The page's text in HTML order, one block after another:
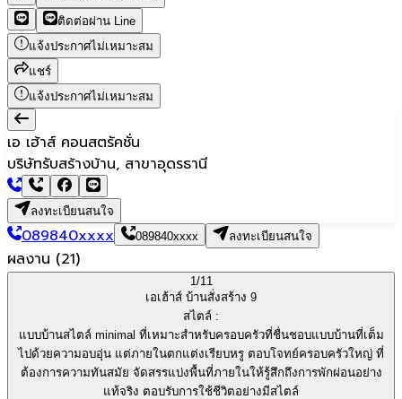
ติดต่อผ่าน Line
แจ้งประกาศไม่เหมาะสม
แชร์
แจ้งประกาศไม่เหมาะสม
เอ เฮ้าส์ คอนสตรัคชั่น
บริษัทรับสร้างบ้าน, สาขาอุดรธานี
ลงทะเบียนสนใจ
089840xxxx 089840xxxx ลงทะเบียนสนใจ
ผลงาน (21)
1/11
เอเฮ้าส์ บ้านสั่งสร้าง 9
สไตล์ :
แบบบ้านสไตล์ minimal ที่เหมาะสำหรับครอบครัวที่ชื่นชอบแบบบ้านที่เต็ม
ไปด้วยความอบอุ่น แต่ภายในตกแต่งเรียบหรู ตอบโจทย์ครอบครัวใหญ่ ที่
ต้องการความทันสมัย จัดสรรแบ่งพื้นที่ภายในให้รู้สึกถึงการพักผ่อนอย่าง
แท้จริง ตอบรับการใช้ชีวิตอย่างมีสไตล์